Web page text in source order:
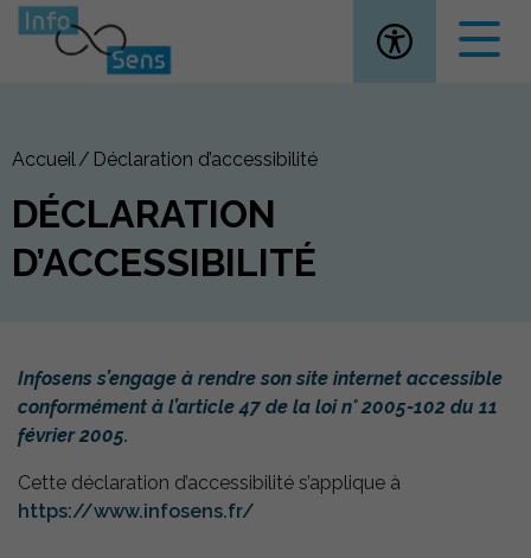
Ouvrir la
Accueil Déclaration d’accessibilité
DÉCLARATION
D’ACCESSIBILITÉ
Infosens s’engage à rendre son site internet accessible
conformément à l’article 47 de la loi n° 2005-102 du 11
février 2005.
Cette déclaration d’accessibilité s’applique à
https://www.infosens.fr/